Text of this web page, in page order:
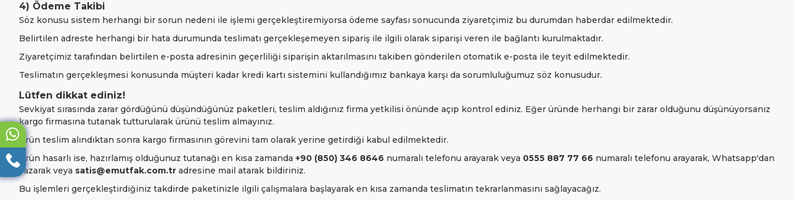
4) Ödeme Takibi
Söz konusu sistem herhangi bir sorun nedeni ile işlemi gerçekleştiremiyorsa ödeme sayfası sonucunda ziyaretçimiz bu durumdan haberdar edilmektedir.
Belirtilen adreste herhangi bir hata durumunda teslimatı gerçekleşemeyen sipariş ile ilgili olarak siparişi veren ile bağlantı kurulmaktadır.
Ziyaretçimiz tarafından belirtilen e-posta adresinin geçerliliği siparişin aktarılmasını takiben gönderilen otomatik e-posta ile teyit edilmektedir.
Teslimatın gerçekleşmesi konusunda müşteri kadar kredi kartı sistemini kullandığımız bankaya karşı da sorumluluğumuz söz konusudur.
Lütfen dikkat ediniz!
Sevkiyat sırasında zarar gördüğünü düşündüğünüz paketleri, teslim aldığınız firma yetkilisi önünde açıp kontrol ediniz. Eğer üründe herhangi bir zarar olduğunu düşünüyorsanız
kargo firmasına tutanak tutturularak ürünü teslim almayınız.
Ürün teslim alındıktan sonra kargo firmasının görevini tam olarak yerine getirdiği kabul edilmektedir.
Ürün hasarlı ise, hazırlamış olduğunuz tutanağı en kısa zamanda +90 (850) 346 8646 numaralı telefonu arayarak veya 0555 887 77 66 numaralı telefonu arayarak, Whatsapp'dan
yazarak veya satis@emutfak.com.tr adresine mail atarak bildiriniz.
Bu işlemleri gerçekleştirdiğiniz takdirde paketinizle ilgili çalışmalara başlayarak en kısa zamanda teslimatın tekrarlanmasını sağlayacağız.